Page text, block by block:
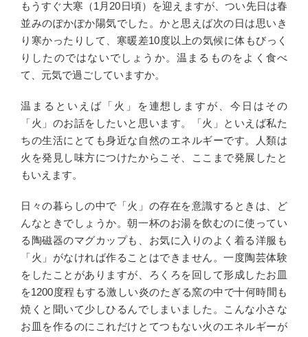
もうすぐ大寒（1月20日頃）を迎えますが、つい先日は春
並みのぽかぽか陽気でした。かと思えば次の日は思いき
り寒かったりして、寒暖差10度以上の気候に体もびっく
りしたのではないでしょうか。温まるものをよく食べ
て、元気で過ごしていますか。
温まるといえば「火」を連想しますが、今日はその
「火」のお話をしたいと思います。「火」といえば私た
ちの生活にとても身近な自然のエネルギーです。人類は
火を発見し味方につけたからこそ、ここまで発展したと
もいえます。
日々の暮らしの中で「火」の存在を意識するときは、ど
んなときでしょうか。朝一杯のお湯を飲むのに使ってい
る陶磁器のマグカップも、お気に入りのよく着る洋服も
「火」がなければ作ることはできません。一度陶芸体験
をしたことがありますが、ろくろを回して形成したお皿
を1200度程もする激しい炎のたぎる窯の中で十何時間も
焼くと聞いて少しひるんでしまいました。こんな小さな
お皿を作るのにこれだけとてつもない火のエネルギーが